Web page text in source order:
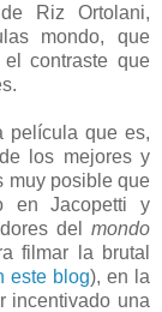
Riz Ortolani,
mondo, que
contraste que
película que es,
los mejores y
muy posible que
en Jacopetti y
del mondo
filmar la brutal
este blog), en la
incentivado una